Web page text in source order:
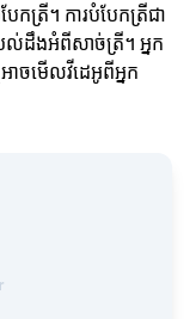
ែកត្រី។ ការបំបែកត្រីជា
ល់ដឹងអំពីសាច់ត្រី។ អ្នក
ាចមើលវីដេអូពីអ្នក